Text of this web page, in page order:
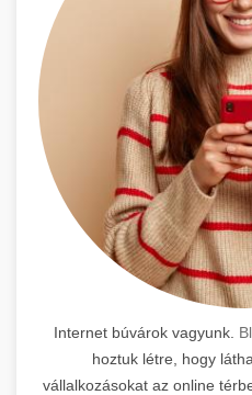
Internet búvárok vagyunk.
hoztuk létre, hogy
vállalkozásokat az online